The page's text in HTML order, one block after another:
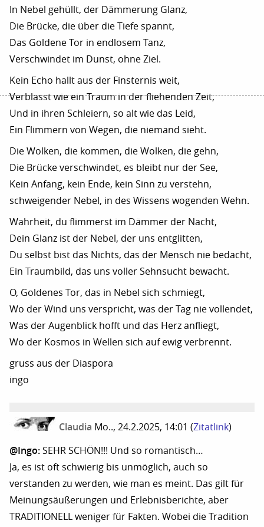
In Nebel gehüllt, der Dämmerung Glanz,
Die Brücke, die über die Tiefe spannt,
Das Goldene Tor in endlosem Tanz,
Verschwindet im Dunst, ohne Ziel.
Kein Echo hallt aus der Finsternis weit,
Verblasst wie ein Traum in der fliehenden Zeit,
Und in ihren Schleiern, so alt wie das Leid,
Ein Flimmern von Wegen, die niemand sieht.
Die Wolken, die kommen, die Wolken, die gehn,
Die Brücke verschwindet, es bleibt nur der See,
Kein Anfang, kein Ende, kein Sinn zu verstehn,
schweigender Nebel, in des Wissens wogenden Wehn.
Wahrheit, du flimmerst im Dämmer der Nacht,
Dein Glanz ist der Nebel, der uns entglitten,
Du selbst bist das Nichts, das der Mensch nie bedacht,
Ein Traumbild, das uns voller Sehnsucht bewacht.
O, Goldenes Tor, das in Nebel sich schmiegt,
Wo der Wind uns verspricht, was der Tag nie vollendet,
Was der Augenblick hofft und das Herz anfliegt,
Wo der Kosmos in Wellen sich auf ewig verbrennt.
gruss aus der Diaspora
ingo
Claudia Mo.., 24.2.2025, 14:01 (Zitatlink)
@Ingo: SEHR SCHÖN!!! Und so romantisch…
Ja, es ist oft schwierig bis unmöglich, auch so
verstanden zu werden, wie man es meint. Das gilt für
Meinungsäußerungen und Erlebnisberichte, aber
TRADITIONELL weniger für Fakten. Wobei die Tradition